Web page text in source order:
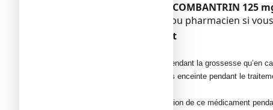
Autres médicaments et COMBANTRIN 125
Informez votre médecin ou pharmacien si
Grossesse et allaitement
Ce médicament ne sera utilisé pendant la grossesse qu’en
Si vous découvrez que vous êtes enceinte pendant le
Par prudence, éviter l’administration de ce médicament